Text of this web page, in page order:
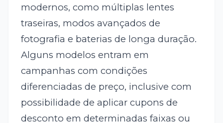
modernos, como múltiplas lentes
traseiras, modos avançados de
fotografia e baterias de longa duração.
Alguns modelos entram em
campanhas com condições
diferenciadas de preço, inclusive com
possibilidade de aplicar cupons de
desconto em determinadas faixas ou